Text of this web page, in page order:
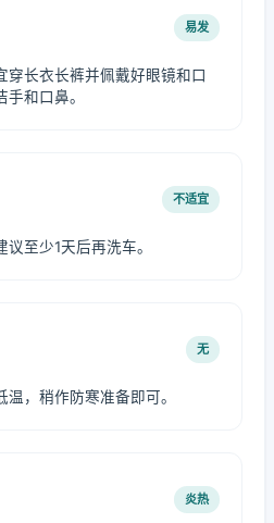
易发
穿长衣长裤并佩戴好眼镜和口
和口鼻。
不适宜
至少1天后再洗车。
无
，稍作防寒准备即可。
炎热